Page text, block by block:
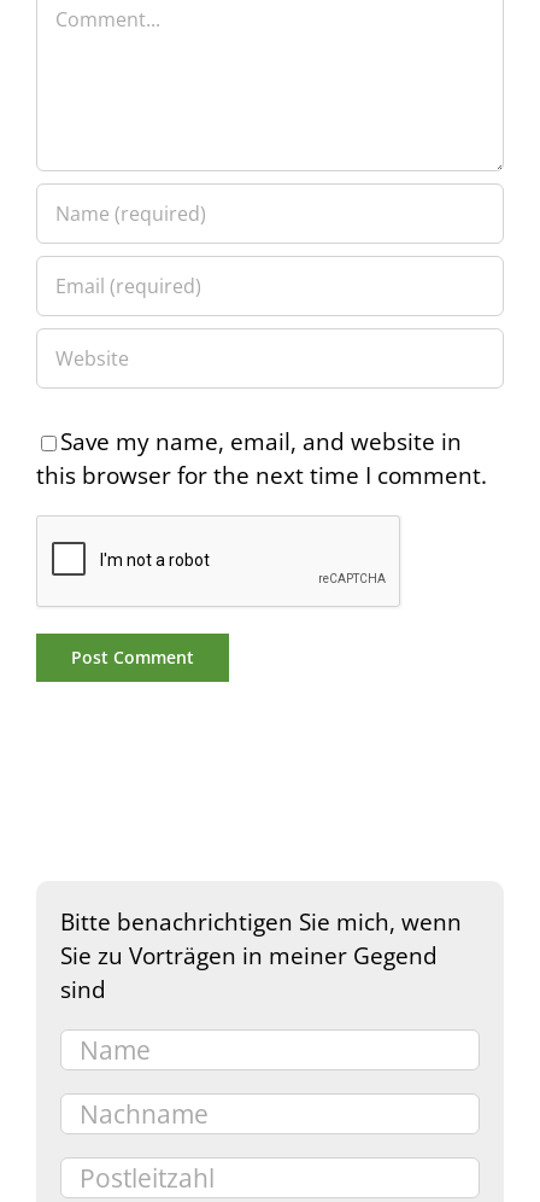
Save my name, email, and website in
this browser for the next time I comment.
Bitte benachrichtigen Sie mich, wenn
Sie zu Vorträgen in meiner Gegend
sind